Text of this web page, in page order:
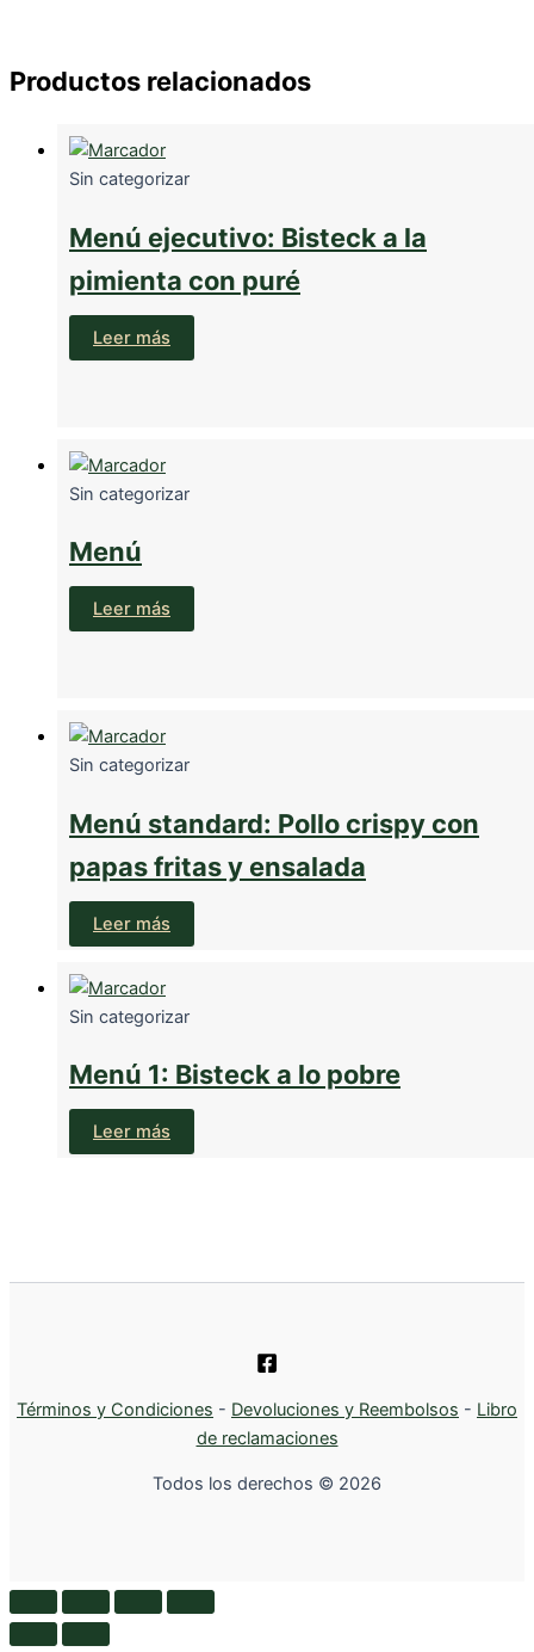
Productos relacionados
Sin categorizar
Menú ejecutivo: Bisteck a la
pimienta con puré
Leer más
Sin categorizar
Menú
Leer más
Sin categorizar
Menú standard: Pollo crispy con
papas fritas y ensalada
Leer más
Sin categorizar
Menú 1: Bisteck a lo pobre
Leer más
Términos y Condiciones - Devoluciones y Reembolsos - Libro
de reclamaciones
Todos los derechos © 2026